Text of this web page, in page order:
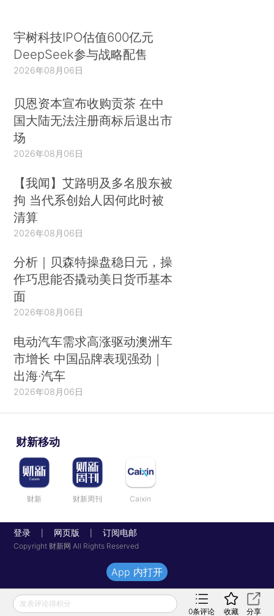
宇树科技IPO估值600亿元
DeepSeek参与战略配售
2026年08月06日
贝恩资本宣布收购贡茶 在中
国大陆无法注册商标后退出市
场
2026年08月06日
【我闻】艾路明及多名股东被
拘 当代系创始人因何此时被
清算
2026年08月06日
分析｜贝森特操盘稳日元，操
作巧思能否撬动美日货币基本
面
2026年08月06日
电动汽车需求高涨驱动澳洲车
市增长 中国品牌表现强劲｜
出海·汽车
2026年08月06日
财新移动
财新 财新周刊 Caixin
登录 网页版 订阅电邮
Copyright 财新网 All Rights Reserved
发表评论得积分
0条评论 收藏 分享
App 内打开